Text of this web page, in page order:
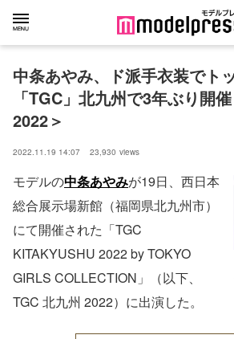
中条あやみ、ド派手衣装でト
「TGC」北九州で3年ぶり開
2022＞
2022.11.19 14:07 23,930 views
モデルの中条あやみが19日、西日本
総合展示場新館（福岡県北九州市）
にて開催された「TGC
KITAKYUSHU 2022 by TOKYO
GIRLS COLLECTION」（以下、
TGC 北九州 2022）に出演した。